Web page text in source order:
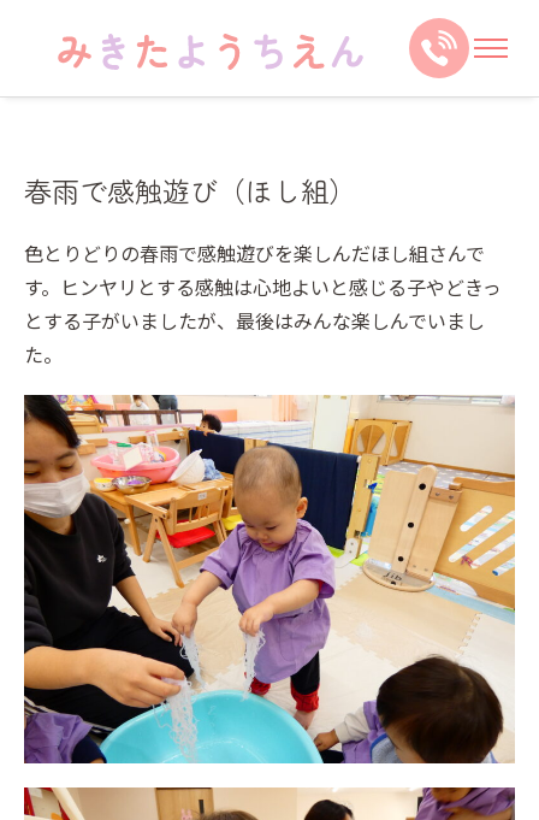
春雨で感触遊び（ほし組）
色とりどりの春雨で感触遊びを楽しんだほし組さんで
す。ヒンヤリとする感触は心地よいと感じる子やどきっ
とする子がいましたが、最後はみんな楽しんでいまし
た。